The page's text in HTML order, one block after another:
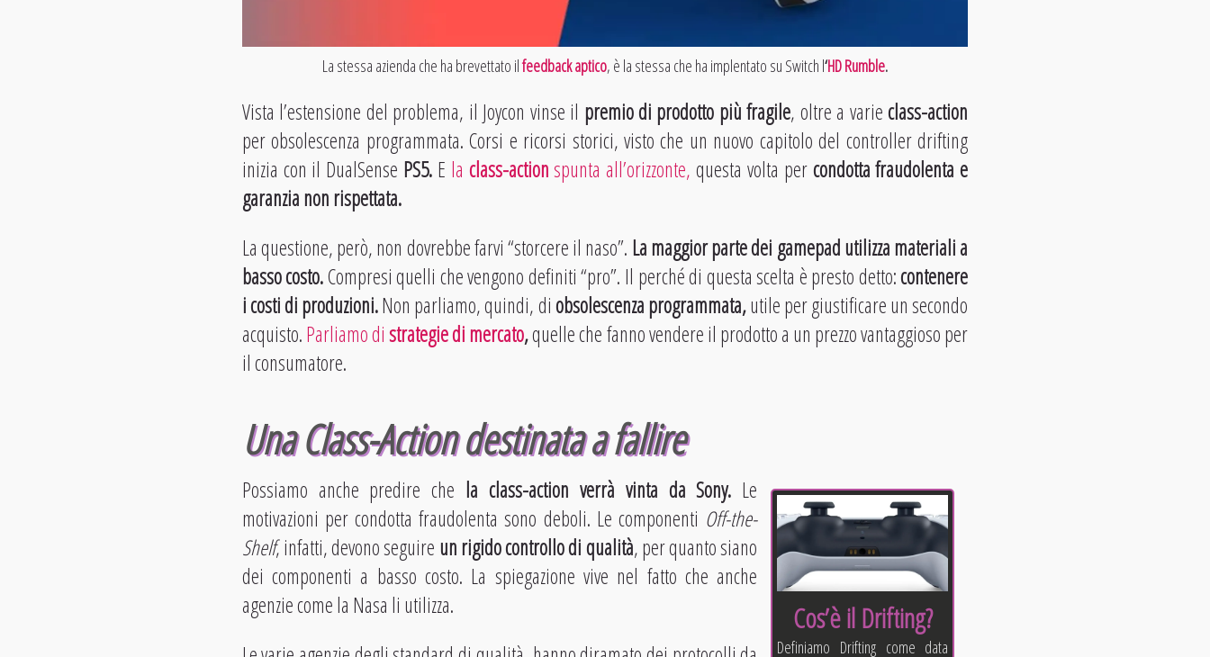
La stessa azienda che ha brevettato ilfeedback aptico, è la stessa che ha implentato su Switch l‘HD Rumble.
Vista l’estensione del problema, il Joycon vinse il premio di prodotto più fragile, oltre a varieclass-action
per obsolescenza programmata. Corsi e ricorsi storici, visto che un nuovo capitolo del controller drifting
inizia con il DualSense PS5. E la class-actionspunta all’orizzonte, questa volta percondotta fraudolenta e
garanzia non rispettata.
La questione, però, non dovrebbe farvi “storcere il naso”. La maggior parte dei gamepad utilizza materiali a
basso costo.Compresi quelli che vengono definiti “pro”. Il perché di questa scelta è presto detto:contenere
i costi di produzioni.Non parliamo, quindi, diobsolescenza programmata,utile per giustificare un secondo
acquisto.Parliamo distrategie di mercato,quelle che fanno vendere il prodotto a un prezzo vantaggioso per
il consumatore.
Una Class-Action destinata a fallire
Cos’è il Drifting?
Definiamo Drifting come data
Possiamo anche predire che la class-action verrà vinta da Sony. Le
motivazioni per condotta fraudolenta sono deboli. Le componenti Off-the-
Shelf, infatti, devono seguire un rigido controllo di qualità, per quanto siano
dei componenti a basso costo. La spiegazione vive nel fatto che anche
agenzie come la Nasa li utilizza.